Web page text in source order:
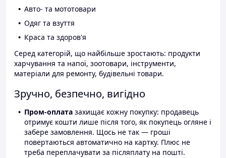
Авто- та мототовари
Одяг та взуття
Краса та здоров'я
Серед категорій, що найбільше зростають: продукти
харчування та напої, зоотовари, інструменти,
матеріали для ремонту, будівельні товари.
Зручно, безпечно, вигідно
Пром-оплата захищає кожну покупку: продавець
отримує кошти лише після того, як покупець огляне і
забере замовлення. Щось не так — гроші
повертаються автоматично на картку. Плюс не
треба переплачувати за післяплату на пошті.